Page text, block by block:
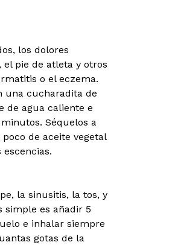
los dolores
pie de atleta y otros
o el eczema.
una cucharadita de
de agua caliente e
Séquelos a
de aceite vegetal
la sinusitis, la tos, y
simple es añadir 5
e inhalar siempre
gotas de la